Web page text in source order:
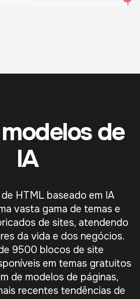
de
IA
HTML baseado em IA
vasta gama de temas e
de sites, atendendo
da vida e dos negócios.
9500 blocos de site
em temas gratuitos
de modelos de páginas,
recentes tendências de